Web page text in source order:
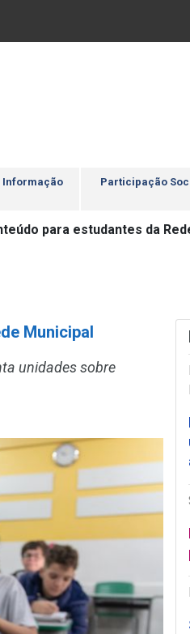
Informação Participação
para estudantes da
Municipal
unidades sobre